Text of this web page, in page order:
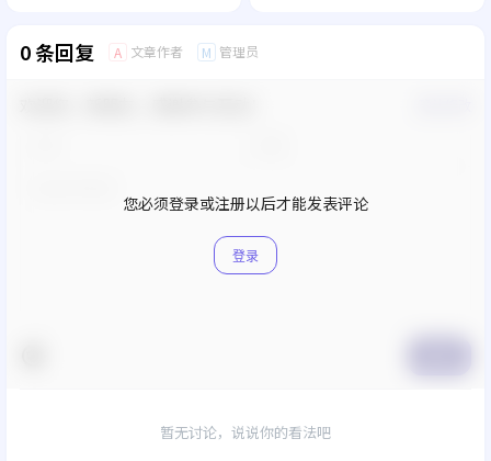
0 条回复 A 文章作者 M 管理员
您必须登录或注册以后才能发表评论
登录
暂无讨论，说说你的看法吧